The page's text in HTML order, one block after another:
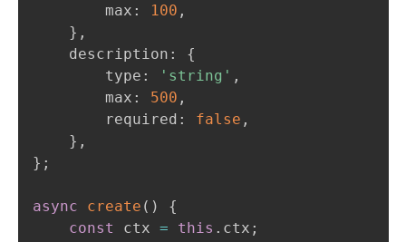
        max
: 100 ,
} ,
    description
:
{
        type
: 'string' ,
        max
: 500 ,
        required
: false ,
} ,
} ;
async create ( )
{
const ctx = this . ctx ;